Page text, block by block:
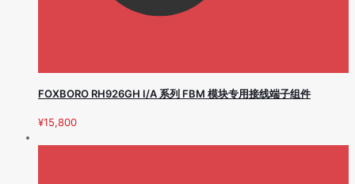
FOXBORO RH926GH I/A 系列 FBM 模块专用接线端子组件
¥15,800